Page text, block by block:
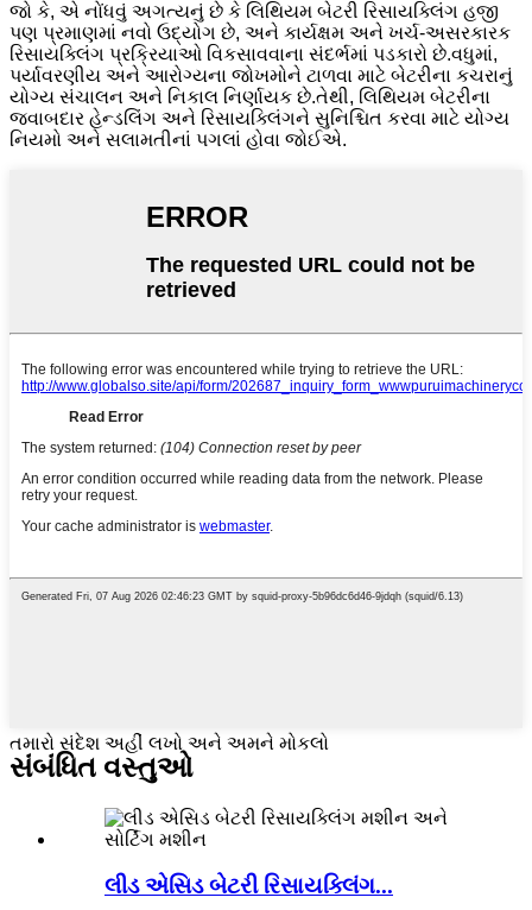
જો કે, એ નોંધવું અગત્યનું છે કે લિથિયમ બેટરી રિસાયક્લિંગ હજી
પણ પ્રમાણમાં નવો ઉદ્યોગ છે, અને કાર્યક્ષમ અને ખર્ચ-અસરકારક
રિસાયક્લિંગ પ્રક્રિયાઓ વિકસાવવાના સંદર્ભમાં પડકારો છે.વધુમાં,
પર્યાવરણીય અને આરોગ્યના જોખમોને ટાળવા માટે બેટરીના કચરાનું
યોગ્ય સંચાલન અને નિકાલ નિર્ણાયક છે.તેથી, લિથિયમ બેટરીના
જવાબદાર હેન્ડલિંગ અને રિસાયક્લિંગને સુનિશ્ચિત કરવા માટે યોગ્ય
નિયમો અને સલામતીનાં પગલાં હોવા જોઈએ.
તમારો સંદેશ અહીં લખો અને અમને મોકલો
સંબંધિત વસ્તુઓ
લીડ એસિડ બેટરી રિસાયક્લિંગ...